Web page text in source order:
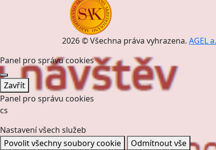
2026 © Všechna práva vyhrazena. AGEL
Panel pro správu cookies
Zavřít
Panel pro správu cookies
cs
Nastavení všech služeb
Povolit všechny soubory cookie
Odmítnout vše